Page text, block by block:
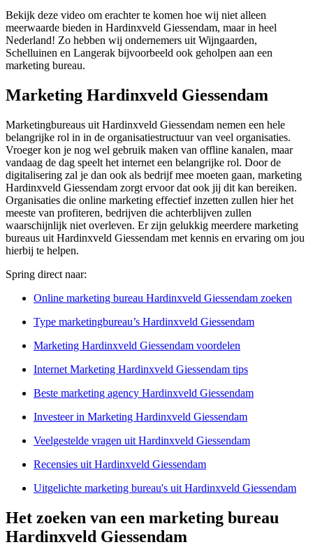
Bekijk deze video om erachter te komen hoe wij niet alleen
meerwaarde bieden in Hardinxveld Giessendam, maar in heel
Nederland! Zo hebben wij ondernemers uit Wijngaarden,
Schelluinen en Langerak bijvoorbeeld ook geholpen aan een
marketing bureau.
Marketing Hardinxveld Giessendam
Marketingbureaus uit Hardinxveld Giessendam nemen een hele
belangrijke rol in in de organisatiestructuur van veel organisaties.
Vroeger kon je nog wel gebruik maken van offline kanalen, maar
vandaag de dag speelt het internet een belangrijke rol. Door de
digitalisering zal je dan ook als bedrijf mee moeten gaan, marketing
Hardinxveld Giessendam zorgt ervoor dat ook jij dit kan bereiken.
Organisaties die online marketing effectief inzetten zullen hier het
meeste van profiteren, bedrijven die achterblijven zullen
waarschijnlijk niet overleven. Er zijn gelukkig meerdere marketing
bureaus uit Hardinxveld Giessendam met kennis en ervaring om jou
hierbij te helpen.
Spring direct naar:
Online marketing bureau Hardinxveld Giessendam zoeken
Type marketingbureau’s Hardinxveld Giessendam
Marketing Hardinxveld Giessendam voordelen
Internet Marketing Hardinxveld Giessendam tips
Beste marketing agency Hardinxveld Giessendam
Investeer in Marketing Hardinxveld Giessendam
Veelgestelde vragen uit Hardinxveld Giessendam
Recensies uit Hardinxveld Giessendam
Uitgelichte marketing bureau's uit Hardinxveld Giessendam
Het zoeken van een marketing bureau
Hardinxveld Giessendam